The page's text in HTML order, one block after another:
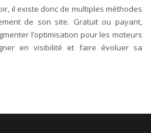
il existe donc de multiples méthodes
de son site. Gratuit ou payant,
l’optimisation pour les moteurs
en visibilité et faire évoluer sa